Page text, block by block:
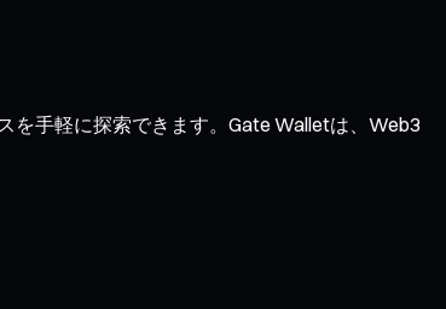
を手軽に探索できます。Gate Walletは、Web3